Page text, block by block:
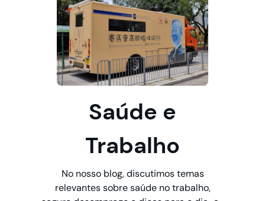
Saúde e
Trabalho
No nosso blog, discutimos temas
relevantes sobre saúde no trabalho,